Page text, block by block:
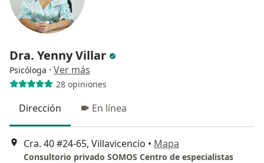
Dra. Yenny Villar
Psicóloga · Ver más
28 opiniones
Dirección En línea
Cra. 40 #24-65, Villavicencio • Mapa
Consultorio privado SOMOS Centro de especialistas